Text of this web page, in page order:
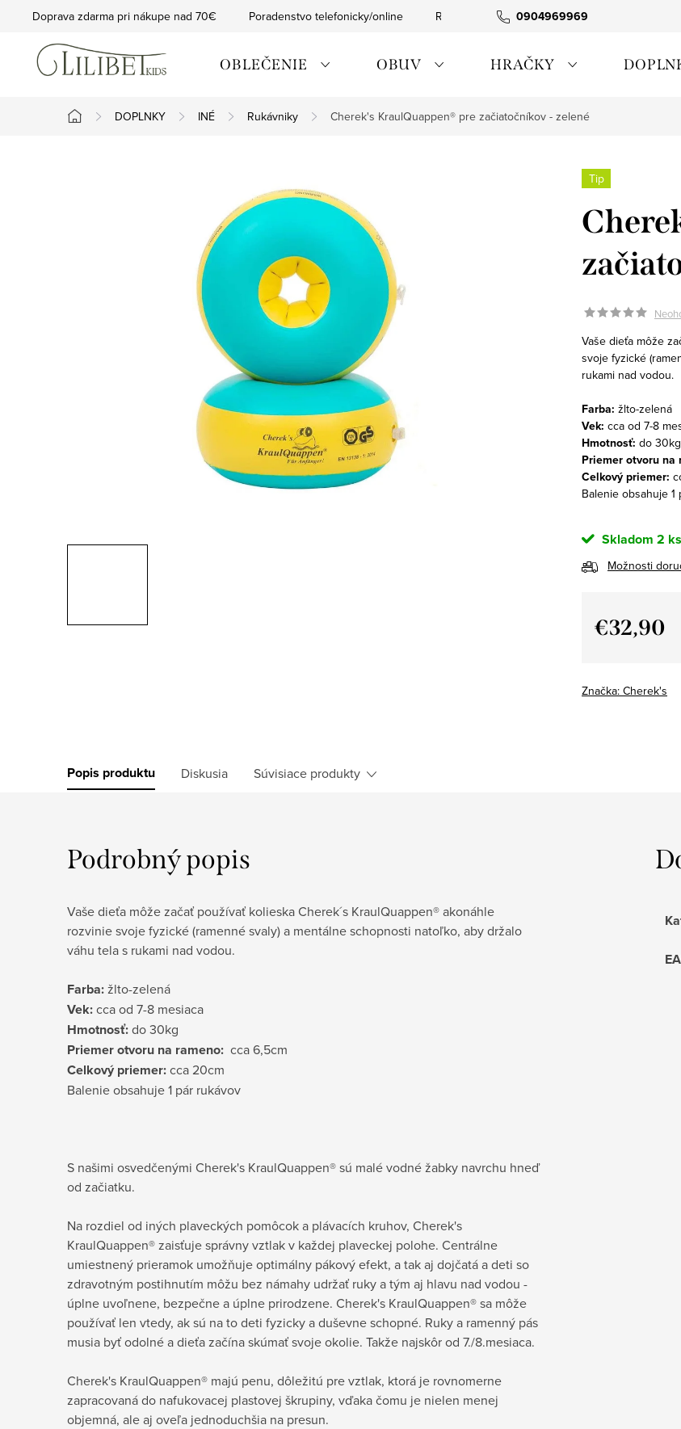
0904969969
Doprava zdarma pri nákupe nad 70€ Poradenstvo telefonicky/online Rýchla expedícia Tovar skladom
OBLEČENIE OBUV HRAČKY
Domov
DOPLNKY INÉ Rukávniky Cherek's KraulQuappen® pre začiatočníkov - zelené
Tip
Vaše dieťa môže
svoje fyzické
rukami nad vodou.
Farba: žlto-zelená
Vek: cca od 7-8
Hmotnosť: do 30kg
Priemer otvoru na
Celkový priemer:
Balenie obsahuje 1
Skladom 2 ks
Možnosti
€32,90
Značka: Cherek's
Popis produktu Diskusia Súvisiace produkty
Podrobný popis
Vaše dieťa môže začať používať kolieska Cherek´s KraulQuappen® akonáhle
rozvinie svoje fyzické (ramenné svaly) a mentálne schopnosti natoľko, aby držalo
váhu tela s rukami nad vodou.
Farba:žlto-zelená
Vek:cca od 7-8 mesiaca
Hmotnosť:do 30kg
Priemer otvoru na rameno: cca 6,5cm
Celkový priemer:cca 20cm
Balenie obsahuje 1 pár rukávov
S našimi osvedčenými Cherek's KraulQuappen® sú malé vodné žabky navrchu hneď
od začiatku.
Na rozdiel od iných plaveckých pomôcok a plávacích kruhov, Cherek's
KraulQuappen® zaisťuje správny vztlak v každej plaveckej polohe. Centrálne
umiestnený prieramok umožňuje optimálny pákový efekt, a tak aj dojčatá a deti so
zdravotným postihnutím môžu bez námahy udržať ruky a tým aj hlavu nad vodou -
úplne uvoľnene, bezpečne a úplne prirodzene. Cherek's KraulQuappen® sa môže
používať len vtedy, ak sú na to deti fyzicky a duševne schopné. Ruky a ramenný pás
musia byť odolné a dieťa začína skúmať svoje okolie. Takže najskôr od 7./8.mesiaca.
Cherek's KraulQuappen® majú penu, dôležitú pre vztlak, ktorá je rovnomerne
zapracovaná do nafukovacej plastovej škrupiny, vďaka čomu je nielen menej
objemná, ale aj oveľa jednoduchšia na presun.